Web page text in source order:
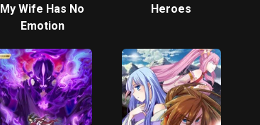
My Wife Has No
Emotion
Heroes